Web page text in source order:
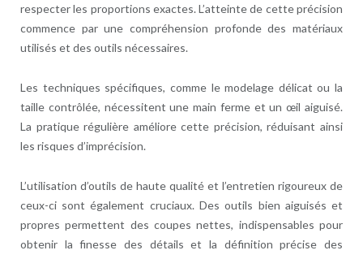
respecter les proportions exactes. L’atteinte de cette précision
commence par une compréhension profonde des matériaux
utilisés et des outils nécessaires.
Les techniques spécifiques, comme le modelage délicat ou la
taille contrôlée, nécessitent une main ferme et un œil aiguisé.
La pratique régulière améliore cette précision, réduisant ainsi
les risques d’imprécision.
L’utilisation d’outils de haute qualité et l’entretien rigoureux de
ceux-ci sont également cruciaux. Des outils bien aiguisés et
propres permettent des coupes nettes, indispensables pour
obtenir la finesse des détails et la définition précise des